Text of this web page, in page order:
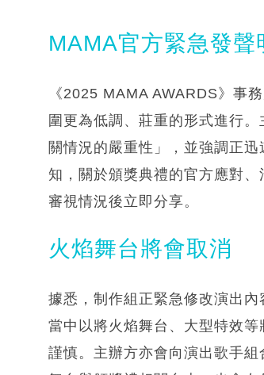
MAMA官方緊急發聲
《2025 MAMA AWARDS》事
圍更為低調、莊重的形式進行
關情況的嚴重性」，並強調正
知，關於頒獎典禮的官方應對
審視情況後立即分享。
火焰舞台將會取消
據悉，制作組正緊急修改演出
當中以將火焰舞台、大型特效
謹慎。主辦方亦會向演出歌手